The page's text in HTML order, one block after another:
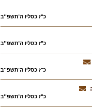
כ"ז כסליו ה'תשפ''ב
כ"ז כסליו ה'תשפ''ב
כ"ז כסליו ה'תשפ''ב
כ"ז כסליו ה'תשפ''ב